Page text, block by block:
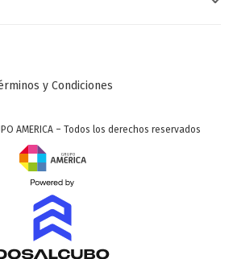
y Condiciones
AMERICA – Todos los derechos reservados